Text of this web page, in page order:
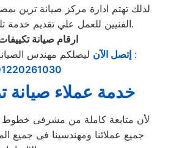
لذلك تهتم ادارة مركز صيانة ترين
الفنيين للعمل علي تقديم خدمة تليق بعملائنا بابو كبير.
ارقام صيانة
إتصل الآن ليصلكم مهندس الصيانة على الأرقام التالية :
خدمة عملاء صيانة
لأن متابعة كاملة من مشرفى خطوط
جميع عملائنا ومهندسينا فى جميع